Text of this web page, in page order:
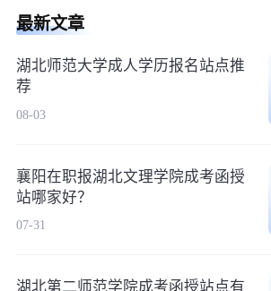
最新文章
湖北师范大学成人学历报名站点推
荐
08-03
襄阳在职报湖北文理学院成考函授
站哪家好？
07-31
湖北第二师范学院成考函授站点有